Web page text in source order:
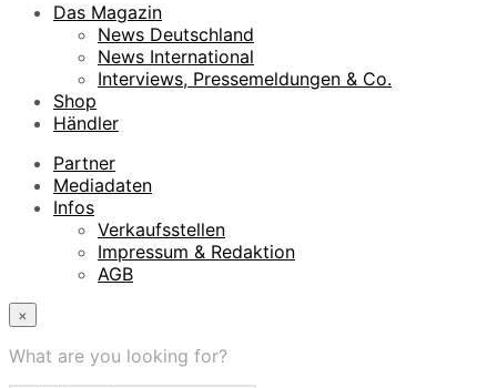
Das Magazin
News Deutschland
News International
Interviews, Pressemeldungen & Co.
Shop
Händler
Partner
Mediadaten
Infos
Verkaufsstellen
Impressum & Redaktion
AGB
×
What are you looking for?